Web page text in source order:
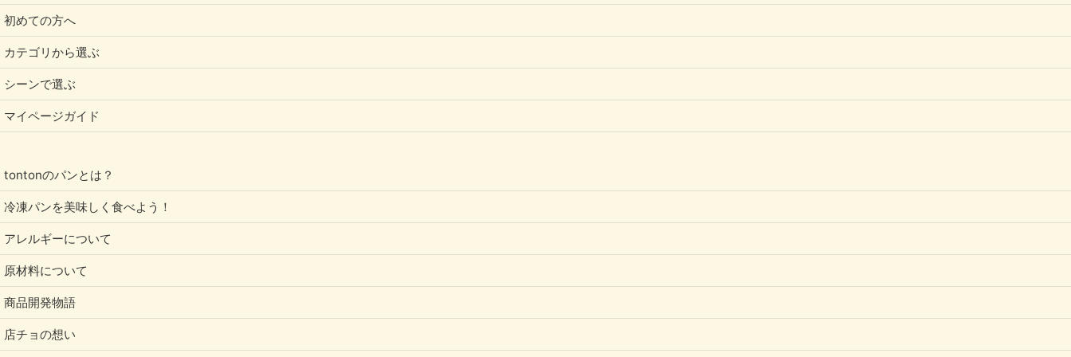
初めての方へ
カテゴリから選ぶ
シーンで選ぶ
マイページガイド
tontonのパンとは？
冷凍パンを美味しく食べよう！
アレルギーについて
原材料について
商品開発物語
店チョの想い